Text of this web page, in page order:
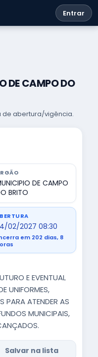
Entrar
CAMPO DO
abertura/vigência.
DE CAMPO
BRITO
02/2027 08:30
em 202 dias, 8
E EVENTUAL
UNIFORMES,
PARA ATENDER AS
MUNICIPAIS,
Salvar na lista